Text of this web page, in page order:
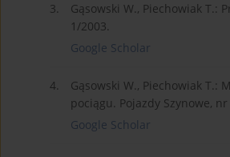
3.
Gąsowski W., Piechowiak T.:
1/2003.
Google Scholar
4.
Gąsowski W., Piechowiak T.:
pociągu. Pojazdy Szynowe, nr
Google Scholar